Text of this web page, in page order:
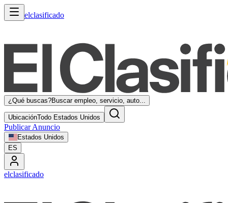
elclasificado
¿Qué buscas?Buscar empleo, servicio, auto...
UbicaciónTodo Estados Unidos
Publicar Anuncio
Estados Unidos
ES
elclasificado